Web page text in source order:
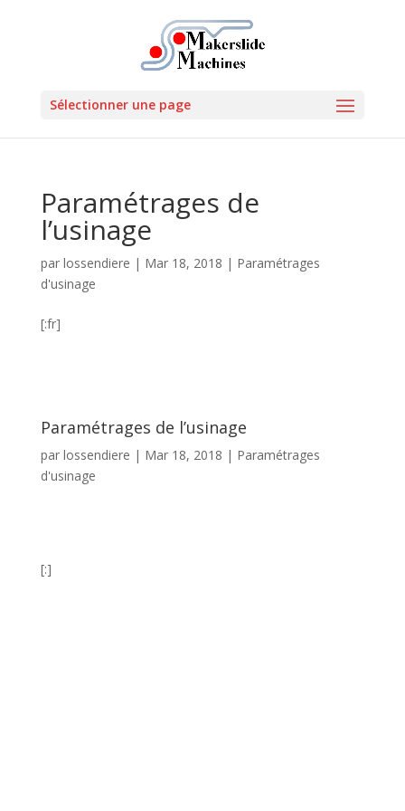
Sélectionner une page
Paramétrages de
l’usinage
par lossendiere | Mar 18, 2018 | Paramétrages
d'usinage
[:fr]
Paramétrages de l’usinage
par lossendiere | Mar 18, 2018 | Paramétrages
d'usinage
[:]